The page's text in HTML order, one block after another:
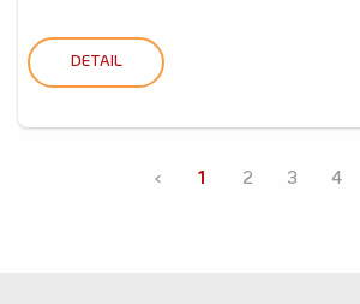
DETAIL
‹ 1 2 3 4